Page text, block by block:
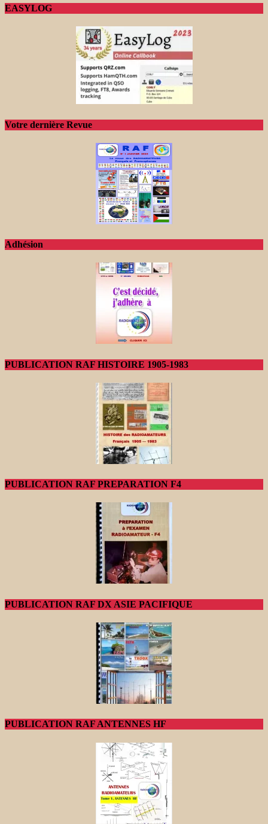
EASYLOG
Votre dernière Revue
Adhésion
PUBLICATION RAF HISTOIRE 1905-1983
PUBLICATION RAF PREPARATION F4
PUBLICATION RAF DX ASIE PACIFIQUE
PUBLICATION RAF ANTENNES HF